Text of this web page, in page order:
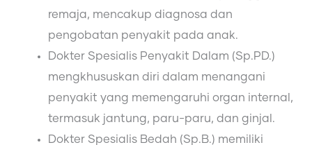
remaja, mencakup diagnosa dan
pengobatan penyakit pada anak.
Dokter Spesialis Penyakit Dalam (Sp.PD.)
mengkhususkan diri dalam menangani
penyakit yang memengaruhi organ internal,
termasuk jantung, paru-paru, dan ginjal.
Dokter Spesialis Bedah (Sp.B.) memiliki